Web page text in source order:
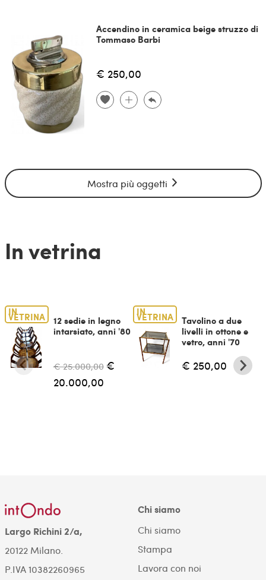
Accendino in ceramica beige struzzo di
Tommaso Barbi
€ 250,00
Mostra più oggetti
In vetrina
IN
VETRINA
12 sedie in legno
intarsiato, anni '80
€ 25.000,00 €
20.000,00
IN
VETRINA
Tavolino a due
livelli in ottone e
vetro, anni '70
€ 250,00
Largo Richini 2/a,
20122 Milano.
P.IVA 10382260965
Chi siamo
Chi siamo
Stampa
Lavora con noi